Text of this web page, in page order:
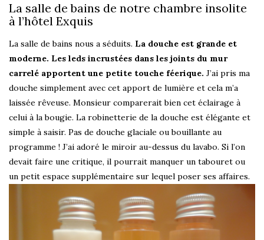
La salle de bains de notre chambre insolite
à l’hôtel Exquis
La salle de bains nous a séduits. La douche est grande et
moderne. Les leds incrustées dans les joints du mur
carrelé apportent une petite touche féerique. J’ai pris ma
douche simplement avec cet apport de lumière et cela m’a
laissée rêveuse. Monsieur comparerait bien cet éclairage à
celui à la bougie. La robinetterie de la douche est élégante et
simple à saisir. Pas de douche glaciale ou bouillante au
programme ! J’ai adoré le miroir au-dessus du lavabo. Si l’on
devait faire une critique, il pourrait manquer un tabouret ou
un petit espace supplémentaire sur lequel poser ses affaires.